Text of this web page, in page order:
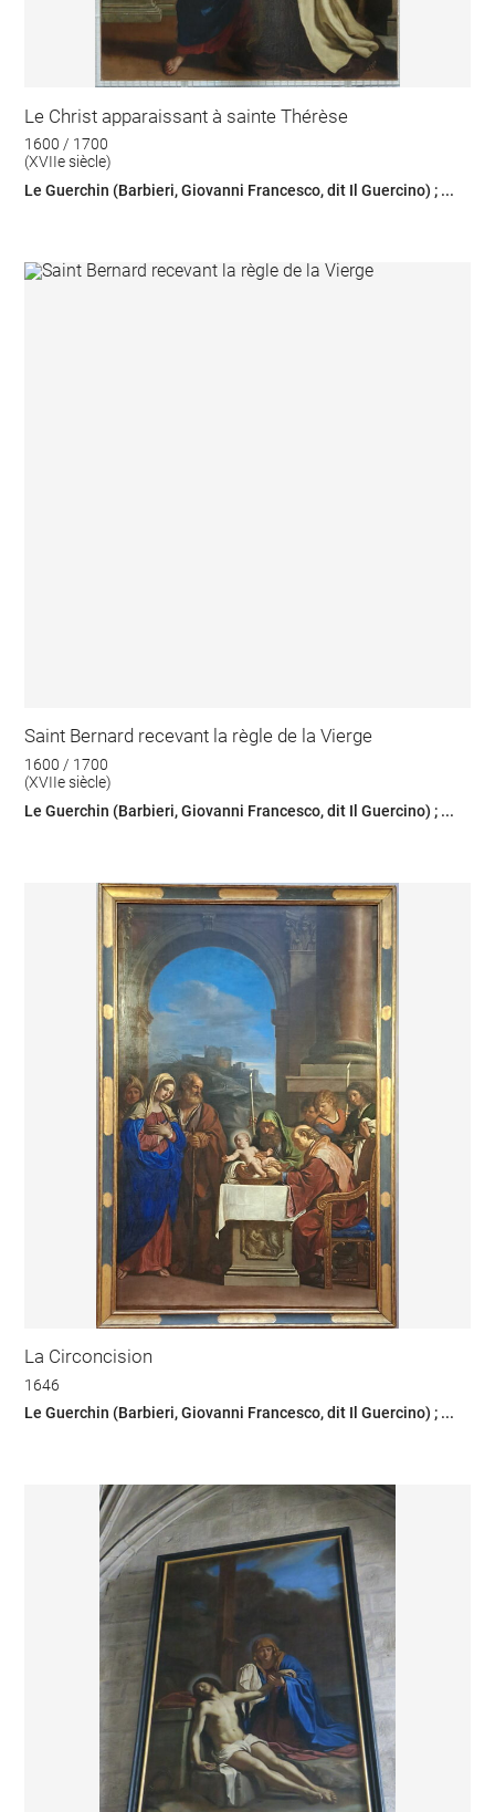
Le Christ apparaissant à sainte Thérèse
1600 / 1700
(XVIIe siècle)
Le Guerchin (Barbieri, Giovanni Francesco, dit Il Guercino) ; ...
Saint Bernard recevant la règle de la Vierge
1600 / 1700
(XVIIe siècle)
Le Guerchin (Barbieri, Giovanni Francesco, dit Il Guercino) ; ...
La Circoncision
1646
Le Guerchin (Barbieri, Giovanni Francesco, dit Il Guercino) ; ...